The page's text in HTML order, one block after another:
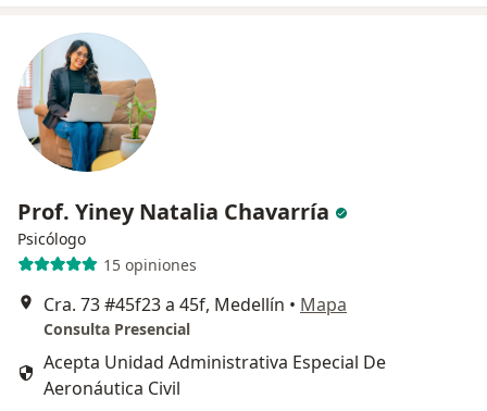
Prof. Yiney Natalia Chavarría
Psicólogo
15 opiniones
Cra. 73 #45f23 a 45f, Medellín • Mapa
Consulta Presencial
Acepta Unidad Administrativa Especial De
Aeronáutica Civil